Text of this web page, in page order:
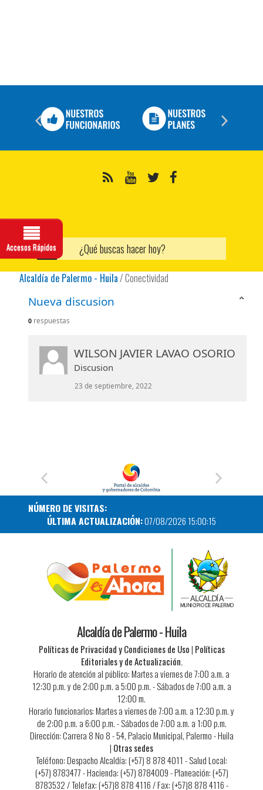
A
Accesos Rápidos
Alcaldía de Palermo - Huila/Conectividad
Nueva discusion
0respuestas
WILSON JAVIER LAVAO OSORIO
​Discusion
23 de septiembre, 2022
NÚMERO DE VISITAS:
ÚLTIMA ACTUALIZACIÓN:07/08/2026 15:00:15
Alcaldía de Palermo - Huila
Políticas de Privacidad y Condiciones de Uso| Políticas
Editoriales y de Actualización.
Horario de atención al público: Martes a viernes de 7:00 a.m. a
12:30 p.m. y de 2:00 p.m. a 5:00 p.m. - Sábados de 7:00 a.m. a
12:00 m.
Horario funcionarios: Martes a viernes de 7:00 a.m. a 12:30 p.m. y
de 2:00 p.m. a 6:00 p.m. - Sábados de 7:00 a.m. a 1:00 p.m.
Dirección: Carrera 8 No 8 - 54, Palacio Municipal, Palermo - Huila
| Otras sedes
Teléfono: Despacho Alcaldía: (+57) 8 878 4011 - Salud Local:
(+57) 8783477 - Hacienda: (+57) 8784009 - Planeación: (+57)
8783532 / Telefax: (+57)8 878 4116 / Fax: (+57)8 878 4116 -